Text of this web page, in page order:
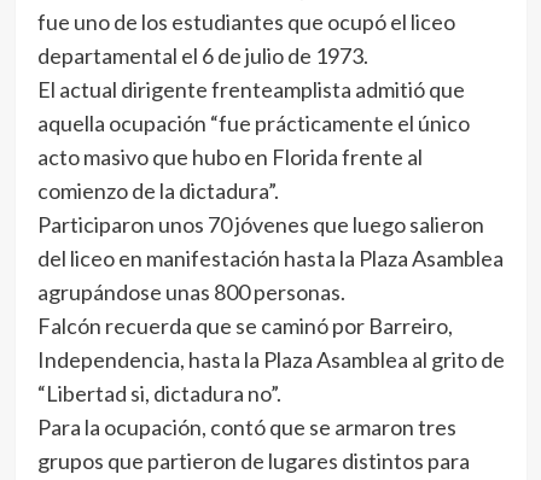
fue uno de los estudiantes que ocupó el liceo
departamental el 6 de julio de 1973.
El actual dirigente frenteamplista admitió que
aquella ocupación “fue prácticamente el único
acto masivo que hubo en Florida frente al
comienzo de la dictadura”.
Participaron unos 70 jóvenes que luego salieron
del liceo en manifestación hasta la Plaza Asamblea
agrupándose unas 800 personas.
Falcón recuerda que se caminó por Barreiro,
Independencia, hasta la Plaza Asamblea al grito de
“Libertad si, dictadura no”.
Para la ocupación, contó que se armaron tres
grupos que partieron de lugares distintos para